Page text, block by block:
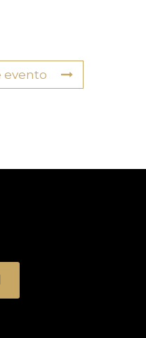
evento